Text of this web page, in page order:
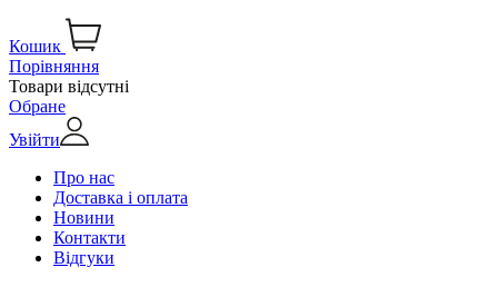
Кошик
Порівняння
Товари відсутні
Обране
Увійти
Про нас
Доставка і оплата
Новини
Контакти
Відгуки